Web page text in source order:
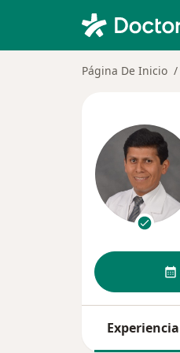
Página De Inicio
Experiencia